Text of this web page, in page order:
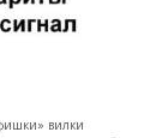
вилки